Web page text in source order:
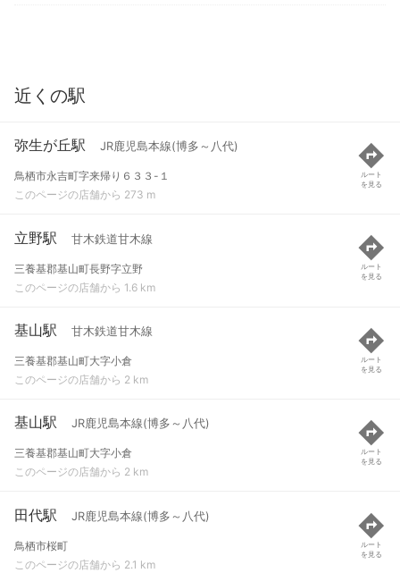
近くの駅
弥生が丘駅 JR鹿児島本線(博多～八代)
鳥栖市永吉町字来帰り６３３-１
このページの店舗から 273 m
ルート
を見る
立野駅 甘木鉄道甘木線
三養基郡基山町長野字立野
このページの店舗から 1.6 km
ルート
を見る
基山駅 甘木鉄道甘木線
三養基郡基山町大字小倉
このページの店舗から 2 km
ルート
を見る
基山駅 JR鹿児島本線(博多～八代)
三養基郡基山町大字小倉
このページの店舗から 2 km
ルート
を見る
田代駅 JR鹿児島本線(博多～八代)
鳥栖市桜町
このページの店舗から 2.1 km
ルート
を見る